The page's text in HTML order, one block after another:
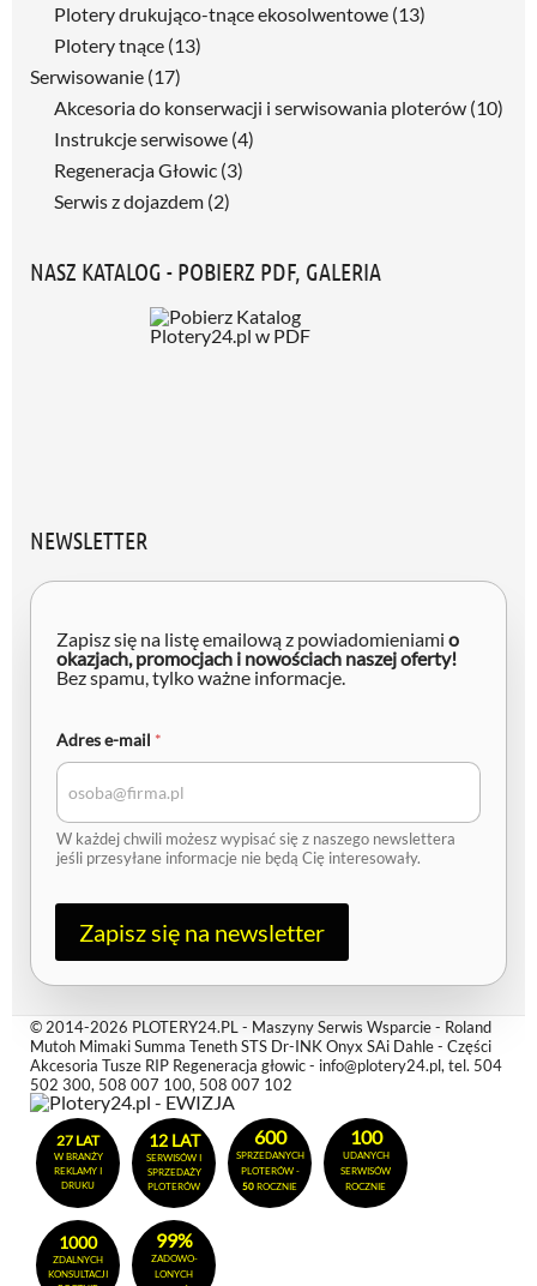
Plotery drukująco-tnące ekosolwentowe (13)
Plotery tnące (13)
Serwisowanie (17)
Akcesoria do konserwacji i serwisowania ploterów (10)
Instrukcje serwisowe (4)
Regeneracja Głowic (3)
Serwis z dojazdem (2)
NASZ KATALOG - POBIERZ PDF, GALERIA
NEWSLETTER
Zapisz się na listę emailową z powiadomieniami o
okazjach, promocjach i nowościach naszej oferty!
Bez spamu, tylko ważne informacje.
-
m
l
A
d
e
Adres e-mail *
W każdej chwili możesz wypisać się z naszego newslettera
jeśli przesyłane informacje nie będą Cię interesowały.
Zapisz się na newsletter
© 2014-2026 PLOTERY24.PL - Maszyny Serwis Wsparcie - Roland
Mutoh Mimaki Summa Teneth STS Dr-INK Onyx SAi Dahle - Części
Akcesoria Tusze RIP Regeneracja głowic - info@plotery24.pl, tel. 504
502 300, 508 007 100, 508 007 102
27 LAT
W BRANŻY
REKLAMY I
DRUKU
12 LAT
SERWISÓW I
SPRZEDAŻY
PLOTERÓW
600
SPRZEDANYCH
PLOTERÓW -
50 ROCZNIE
100
UDANYCH
SERWISÓW
ROCZNIE
1000
ZDALNYCH
KONSULTACJI
99%
ZADOWO-
LONYCH